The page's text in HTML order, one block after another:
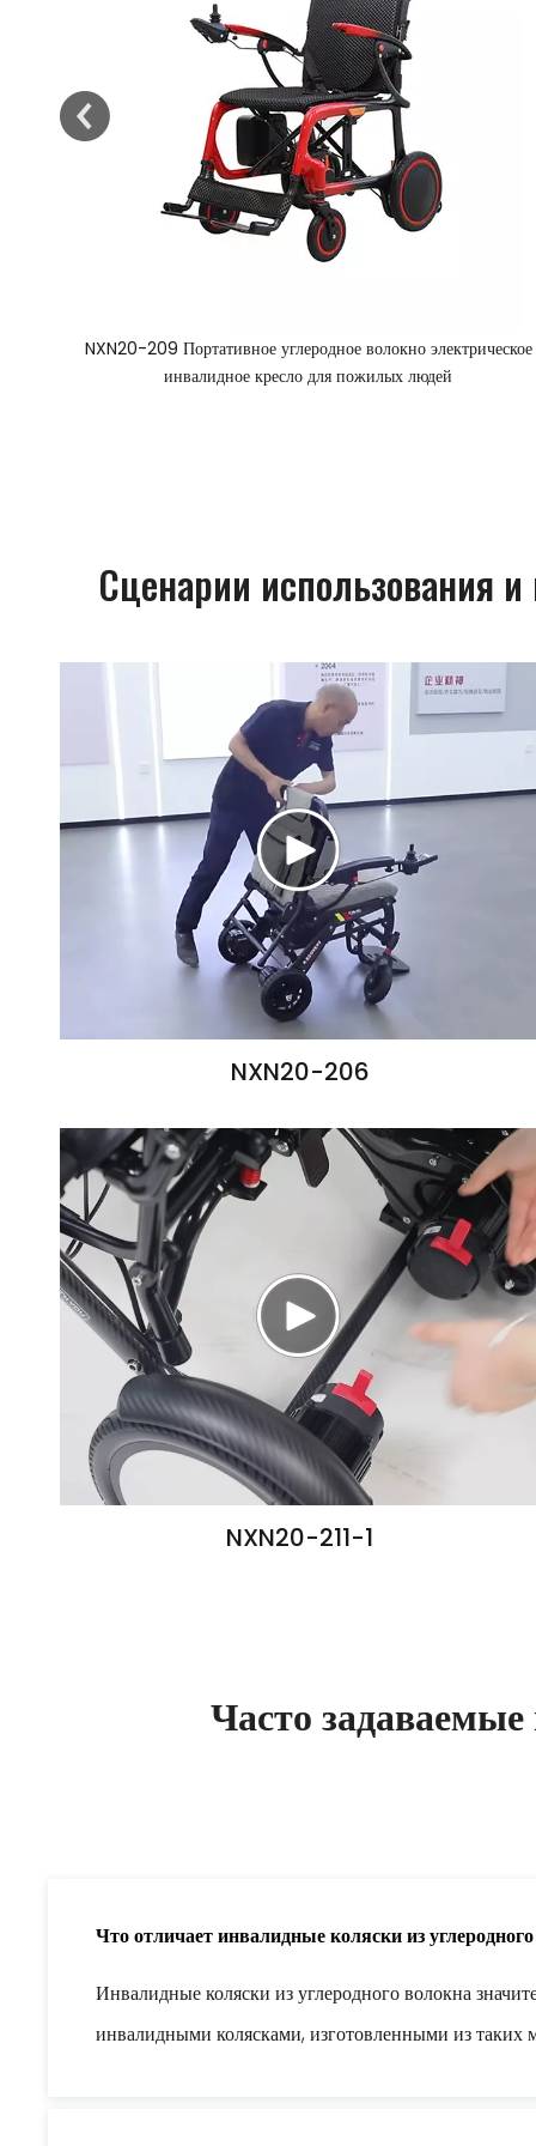
NXN20-211 Легкая электрическая инвалидная коляска из
углеродного волокна для взрослых
Сценарии использования
NXN20-206
NXN20-211-1
Часто
Что отличает инвалидные коляски из
Инвалидные коляски из углеродного волокна
инвалидными колясками, изготовленными из таких